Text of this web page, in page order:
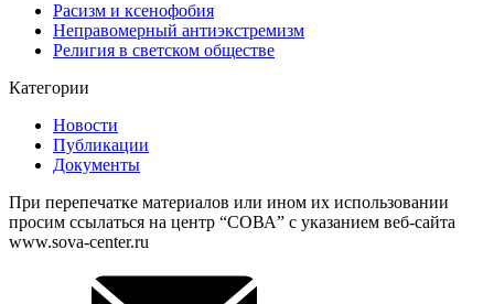
Расизм и ксенофобия
Неправомерный антиэкстремизм
Религия в светском обществе
Категории
Новости
Публикации
Документы
При перепечатке материалов или ином их использовании
просим ссылаться на центр “СОВА” с указанием веб-сайта
www.sova-center.ru